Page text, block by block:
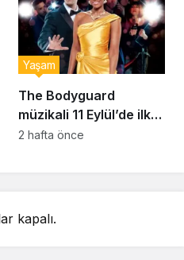
The Bodyguard
müzikali 11 Eylül’de ilk
kez Türkiye’de
Yaşam
2 hafta önce
kapalı.